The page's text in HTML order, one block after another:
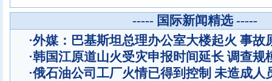
----- 国际新闻精选 -----
·外媒：巴基斯坦总理办公室大楼起火 事故
·韩国江原道山火受灾申报时间延长 调查规
·俄石油公司工厂火情已得到控制 未造成人